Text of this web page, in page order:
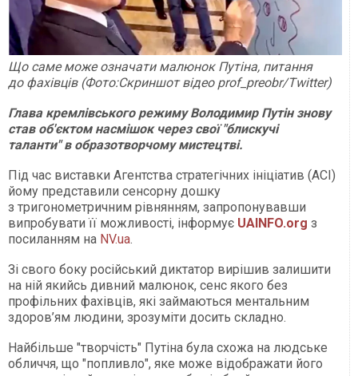
Що саме може означати малюнок Путіна, питання
до фахівців (Фото:Скриншот відео prof_preobr/Twitter)
Глава кремлівського режиму Володимир Путін знову
став об'єктом насмішок через свої "блискучі
таланти" в образотворчому мистецтві.
Під час виставки Агентства стратегічних ініціатив (АСІ)
йому представили сенсорну дошку
з тригонометричним рівнянням, запропонувавши
випробувати її можливості, інформує UAINFO.org з
посиланням на NV.ua.
Зі свого боку російський диктатор вирішив залишити
на ній якийсь дивний малюнок, сенс якого без
профільних фахівців, які займаються ментальним
здоров’ям людини, зрозуміти досить складно.
Найбільше "творчість" Путіна була схожа на людське
обличчя, що "попливло", яке може відображати його